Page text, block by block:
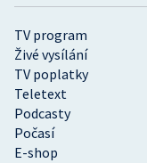
TV program
Živé vysílání
TV poplatky
Teletext
Podcasty
Počasí
E-shop